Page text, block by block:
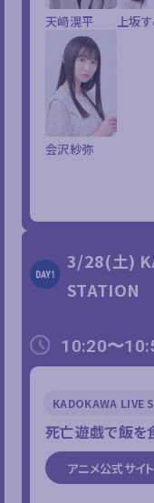
天﨑滉平 上坂
会沢紗弥
3/28(土)
STATION
10:20〜
KADOKAWA LIVE
死亡遊戯で飯を
アニメ公式サイト